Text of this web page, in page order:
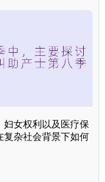
妇女权利以及医疗保
复杂社会背景下如何